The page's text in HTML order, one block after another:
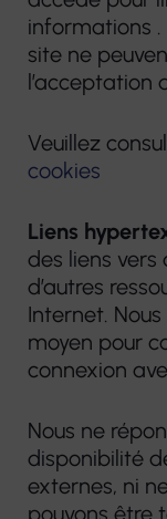
informations
site ne
l’acceptation
Veuillez
cookies
Liens
des liens vers
d’autres
Internet. Nous
moyen pour
connexion
Nous ne
disponibilité
externes, ni
pouvons être